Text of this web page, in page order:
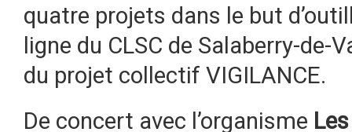
quatre projets dans le but
ligne du CLSC de Salaberry-de-
du projet collectif VIGILANCE.
De concert avec l’organisme